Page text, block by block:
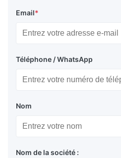
Email*
Téléphone / WhatsApp
Nom
Nom de la société :